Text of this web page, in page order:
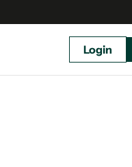
Login